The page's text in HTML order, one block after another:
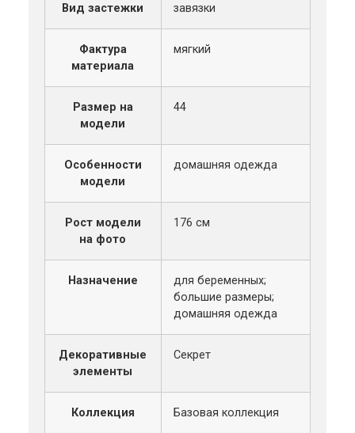
Вид застежки завязки
Фактура
материала
мягкий
Размер на
модели
44
Особенности
модели
домашняя одежда
Рост модели
на фото
176 см
Назначение
для беременных;
большие размеры;
домашняя одежда
Декоративные
элементы
Секрет
Коллекция Базовая коллекция